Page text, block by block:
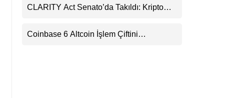
CLARITY Act Senato’da Takıldı: Kripto
Coinbase 6 Altcoin İşlem Çiftini